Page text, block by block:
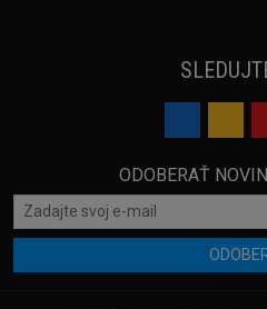
ODOBERAŤ